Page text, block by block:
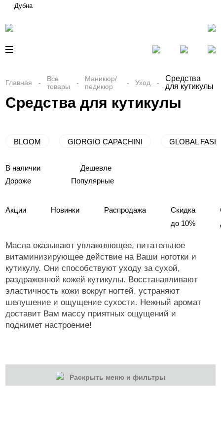
Дубна
Главная
Все
товары
Маникюр/
педикюр
Уход
Средства
для кутикулы
Средства для кутикулы
BLOOM GIORGIO CAPACHINI GLOBAL
В наличии
Дешевле
Дороже
Популярные
Акции Новинки Распродажа
Скидка
до 10%
Масла оказывают увлажняющее, питательное
витаминизирующее действие на Ваши ноготки и
кутикулу. Они способствуют уходу за сухой,
раздраженной кожей кутикулы. Восстанавливают
эластичность кожи вокруг ногтей, устраняют
шелушение и ощущение сухости. Нежный аромат
доставит Вам массу приятных ощущений и
поднимет настроение!
Раскрыть меню и фильтры